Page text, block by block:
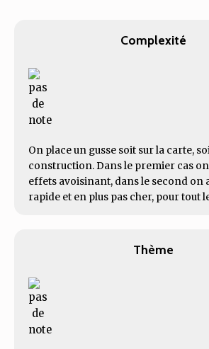
Complexité
On place un gusse soit sur la carte,
construction. Dans le premier cas
effets avoisinant, dans le second on
rapide et en plus pas cher, pour tout
Thème